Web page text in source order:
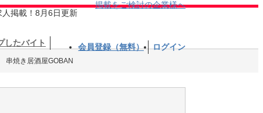
人掲載！8月6日更新
掲載をご検討の企業様へ
したバイト 会員登録（無料） ログイン
串焼き居酒屋GOBAN